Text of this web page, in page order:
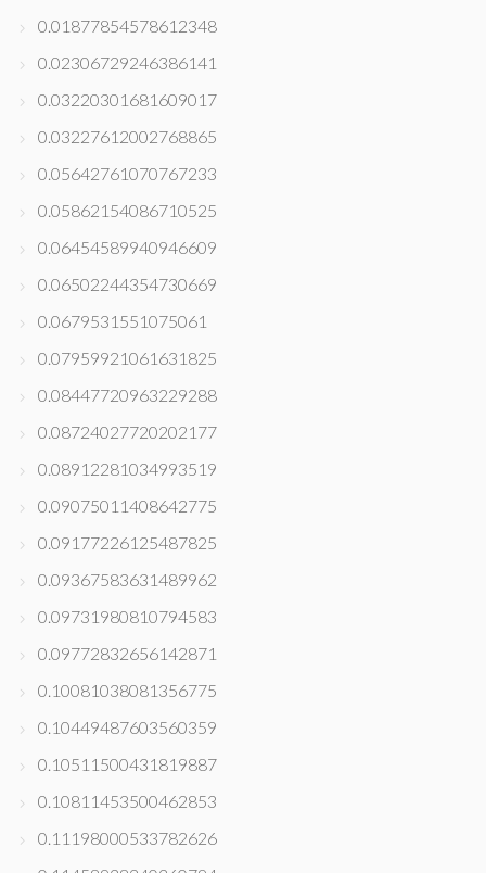
0.01877854578612348
0.02306729246386141
0.03220301681609017
0.03227612002768865
0.05642761070767233
0.05862154086710525
0.06454589940946609
0.06502244354730669
0.0679531551075061
0.07959921061631825
0.08447720963229288
0.08724027720202177
0.08912281034993519
0.09075011408642775
0.09177226125487825
0.09367583631489962
0.09731980810794583
0.09772832656142871
0.10081038081356775
0.10449487603560359
0.10511500431819887
0.10811453500462853
0.11198000533782626